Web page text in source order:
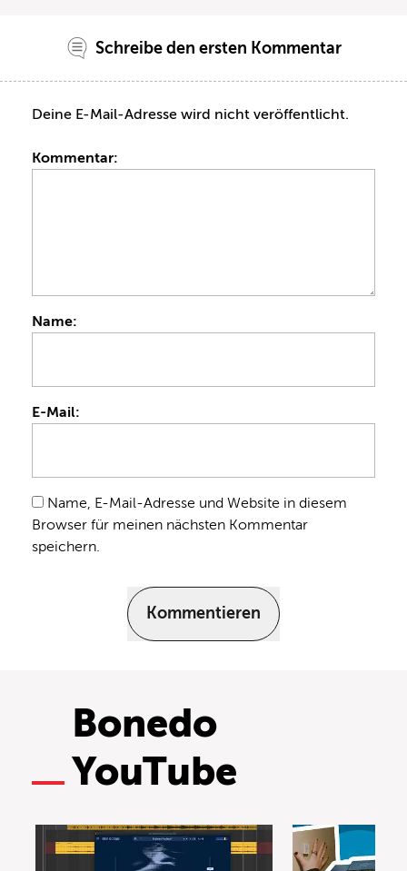
Schreibe den ersten Kommentar
Deine E-Mail-Adresse wird nicht veröffentlicht.
Kommentar:
Name:
E-Mail:
Name, E-Mail-Adresse und Website in diesem
Browser für meinen nächsten Kommentar
speichern.
Kommentieren
Bonedo
YouTube